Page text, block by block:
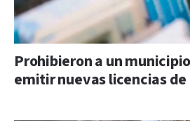
Prohibieron a un
emitir nuevas licencias